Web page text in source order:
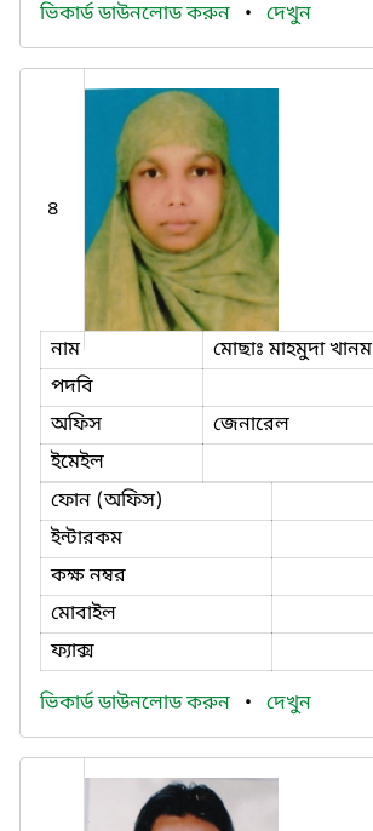
ভিকার্ড ডাউনলোড করুন • দেখুন
৪
নাম
মোছাঃ মাহমুদা খানম
পদবি
অফিস
জেনারেল
ইমেইল
ফোন (অফিস)
ইন্টারকম
কক্ষ নম্বর
মোবাইল
ফ্যাক্স
ভিকার্ড ডাউনলোড করুন • দেখুন